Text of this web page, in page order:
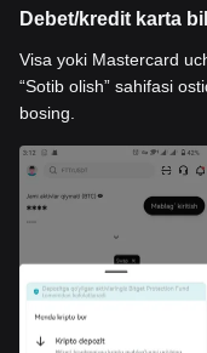
Debet/kredit karta
Visa yoki Mastercard
“Sotib olish” sahifasi
bosing.